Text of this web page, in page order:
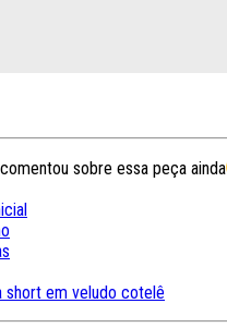
sobre essa peça ainda
short em veludo cotelê